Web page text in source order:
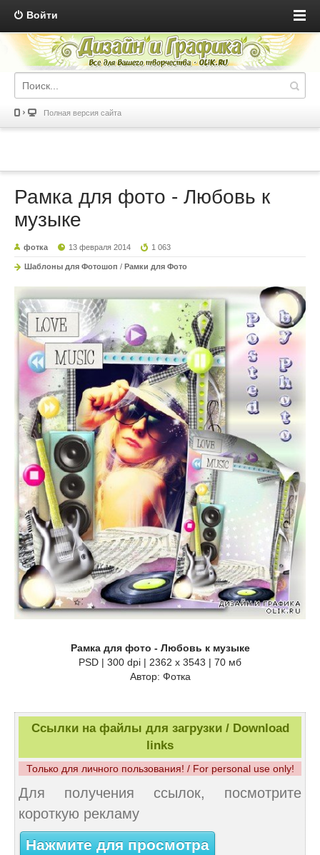
Войти
Полная версия сайта
Рамка для фото - Любовь к
музыке
фотка 13 февраля 2014 1 063
Шаблоны для Фотошоп / Рамки для Фото
Рамка для фото - Любовь к музыке
PSD | 300 dpi | 2362 x 3543 | 70 мб
Автор: Фотка
Ссылки на файлы для загрузки / Download
links
Только для личного пользования! / For personal use only!
Для получения ссылок, посмотрите
короткую рекламу
Нажмите для просмотра